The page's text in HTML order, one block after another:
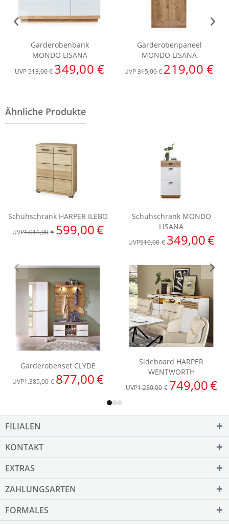
Garderobenbank
MONDO LISANA
UVP513,00 € 349,00 €
Garderobenpaneel
MONDO LISANA
UVP315,00 € 219,00 €
FILIALEN
KONTAKT
EXTRAS
ZAHLUNGSARTEN
FORMALES